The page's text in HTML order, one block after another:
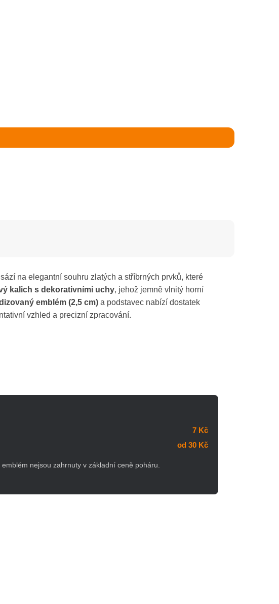
sází na elegantní souhru zlatých a stříbrných prvků, které
kalich s dekorativními uchy, jehož jemně vlnitý horní
emblém (2,5 cm)a podstavec nabízí dostatek
vzhled a precizní zpracování.
7 Kč
od 30 Kč
nejsou zahrnuty v základní ceně poháru.